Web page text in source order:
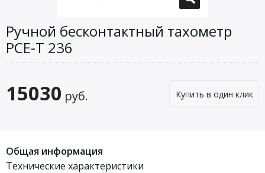
Ручной бесконтактный тахометр
PCE-T 236
15030 руб. Купить в один клик
Общая информация
Технические характеристики